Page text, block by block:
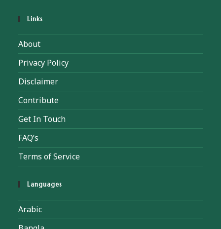
Links
About
Privacy Policy
Disclaimer
Contribute
Get In Touch
FAQ’s
Terms of Service
Languages
Arabic